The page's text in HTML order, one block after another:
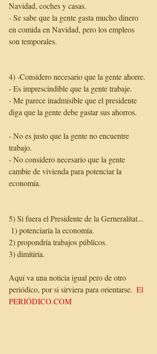
Navidad, coches y casas.
- Se sabe que la gente gasta mucho dinero
en comida en Navidad, pero los empleos
son temporales.
4) -Considero necesario que la gente ahorre.
- Es imprescindible que la gente trabaje.
- Me parece inadmisible que el presidente
diga que la gente debe gastar sus ahorros.
- No es justo que la gente no encuentre
trabajo.
- No considero necesario que la gente
cambie de vivienda para potenciar la
economía.
5) Si fuera el Presidente de la Gerneralitat...
1) potenciaría la economía.
2) propondría trabajos públicos.
3) dimitiría.
Aquí va una noticia igual pero de otro
periódico, por si sirviera para orientarse. El
PERIÓDICO.COM